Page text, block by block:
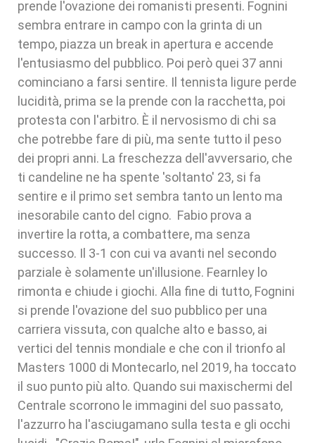
prende l'ovazione dei romanisti presenti. Fognini
sembra entrare in campo con la grinta di un
tempo, piazza un break in apertura e accende
l'entusiasmo del pubblico. Poi però quei 37 anni
cominciano a farsi sentire. Il tennista ligure perde
lucidità, prima se la prende con la racchetta, poi
protesta con l'arbitro. È il nervosismo di chi sa
che potrebbe fare di più, ma sente tutto il peso
dei propri anni. La freschezza dell'avversario, che
ti candeline ne ha spente 'soltanto' 23, si fa
sentire e il primo set sembra tanto un lento ma
inesorabile canto del cigno. Fabio prova a
invertire la rotta, a combattere, ma senza
successo. Il 3-1 con cui va avanti nel secondo
parziale è solamente un'illusione. Fearnley lo
rimonta e chiude i giochi. Alla fine di tutto, Fognini
si prende l'ovazione del suo pubblico per una
carriera vissuta, con qualche alto e basso, ai
vertici del tennis mondiale e che con il trionfo al
Masters 1000 di Montecarlo, nel 2019, ha toccato
il suo punto più alto. Quando sui maxischermi del
Centrale scorrono le immagini del suo passato,
l'azzurro ha l'asciugamano sulla testa e gli occhi